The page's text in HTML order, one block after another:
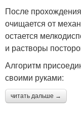
После
очищается от
остается
и растворы
Алгоритм
своими руками:
читать дальше →